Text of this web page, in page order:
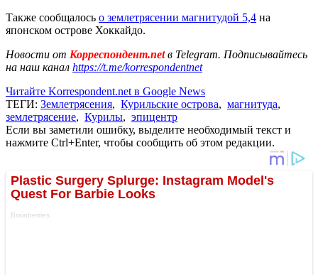
Также сообщалось о землетрясении магнитудой 5,4 на
японском острове Хоккайдо.
Новости от Корреспондент.netв Telegram. Подписывайтесь
на наш канал https://t.me/korrespondentnet
Читайте Korrespondent.net в Google News
ТЕГИ: Землетрясения, Курильские острова, магнитуда,
землетрясение, Курилы, эпицентр
Если вы заметили ошибку, выделите необходимый текст и
нажмите Ctrl+Enter, чтобы сообщить об этом редакции.